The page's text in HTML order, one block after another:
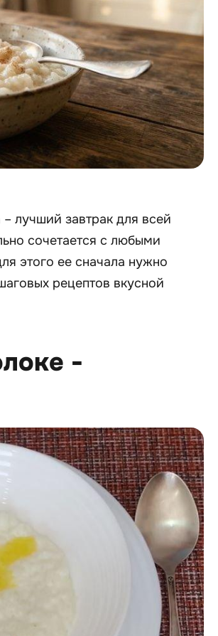
лучший завтрак для всей
сочетается с любыми
этого ее сначала нужно
рецептов вкусной
-